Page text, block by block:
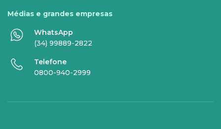
SERVIÇOS
DIGITAIS
Compartilhe Energia
Médias e grandes empresas
WhatsApp
(34) 99889-2822
Telefone
0800-940-2999